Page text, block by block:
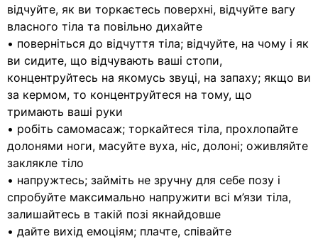
відчуйте, як ви торкаєтесь поверхні, відчуйте вагу
власного тіла та повільно дихайте
• поверніться до відчуття тіла; відчуйте, на чому і як
ви сидите, що відчувають ваші стопи,
концентруйтесь на якомусь звуці, на запаху; якщо ви
за кермом, то концентруйтеся на тому, що
тримають ваші руки
• робіть самомасаж; торкайтеся тіла, прохлопайте
долонями ноги, масуйте вуха, ніс, долоні; оживляйте
заклякле тіло
• напружтесь; займіть не зручну для себе позу і
спробуйте максимально напружити всі м’язи тіла,
залишайтесь в такій позі якнайдовше
• дайте вихід емоціям; плачте, співайте